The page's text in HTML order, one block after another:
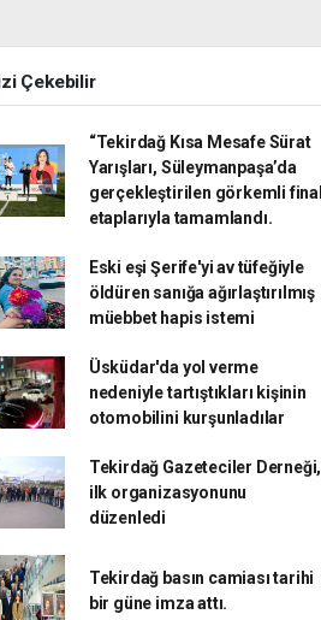
Çekebilir
“Tekirdağ Kısa Mesafe Sürat
Yarışları, Süleymanpaşa’da
gerçekleştirilen görkemli final
etaplarıyla tamamlandı.
Eski eşi Şerife'yi av tüfeğiyle
öldüren sanığa ağırlaştırılmış
müebbet hapis istemi
Üsküdar'da yol verme
nedeniyle tartıştıkları kişinin
otomobilini kurşunladılar
Tekirdağ Gazeteciler Derneği,
ilk organizasyonunu
düzenledi
Tekirdağ basın camiası tarihi
bir güne imza attı.